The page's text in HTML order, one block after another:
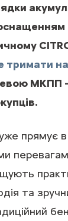
тримати
МКПП
прямує в
та